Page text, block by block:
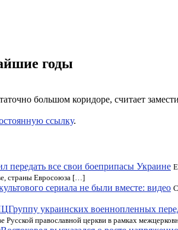
годы
большом коридоре, считает
ссылку.
передать все свои боеприпасы Украине
страны Евросоюза […]
сериала не были вместе: видео
Группу украинских военнопленных
Русской православной церкви в рамках